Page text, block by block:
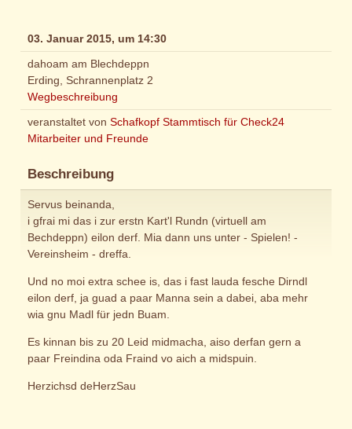
03. Januar 2015, um 14:30
dahoam am Blechdeppn
Erding, Schrannenplatz 2
Wegbeschreibung
veranstaltet von Schafkopf Stammtisch für Check24
Mitarbeiter und Freunde
Beschreibung
Servus beinanda,
i gfrai mi das i zur erstn Kart'l Rundn (virtuell am
Bechdeppn) eilon derf. Mia dann uns unter - Spielen! -
Vereinsheim - dreffa.
Und no moi extra schee is, das i fast lauda fesche Dirndl
eilon derf, ja guad a paar Manna sein a dabei, aba mehr
wia gnu Madl für jedn Buam.
Es kinnan bis zu 20 Leid midmacha, aiso derfan gern a
paar Freindina oda Fraind vo aich a midspuin.
Herzichsd deHerzSau